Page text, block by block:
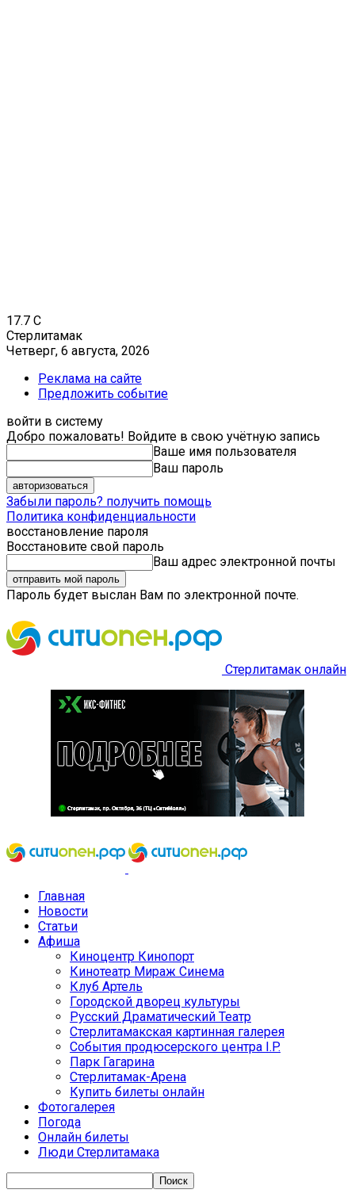
17.7 C
Стерлитамак
Четверг, 6 августа, 2026
Реклама на сайте
Предложить событие
войти в систему
Добро пожаловать! Войдите в свою учётную запись
Ваше имя пользователя
Ваш пароль
Забыли пароль? получить помощь
Политика конфиденциальности
восстановление пароля
Восстановите свой пароль
Ваш адрес электронной почты
Пароль будет выслан Вам по электронной почте.
Стерлитамак онлайн
Главная
Новости
Статьи
Афиша
Киноцентр Кинопорт
Кинотеатр Мираж Синема
Клуб Артель
Городской дворец культуры
Русский Драматический Театр
Стерлитамакская картинная галерея
События продюсерского центра I.P.
Парк Гагарина
Стерлитамак-Арена
Купить билеты онлайн
Фотогалерея
Погода
Онлайн билеты
Люди Стерлитамака